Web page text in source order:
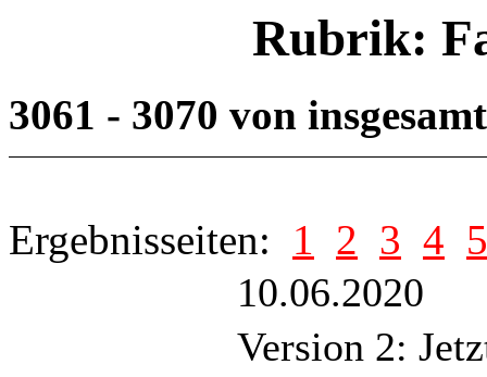
Rubrik:
3061 - 3070 von
Ergebnisseiten: 1 2 3 4 5
10.06.2020
Version 2: